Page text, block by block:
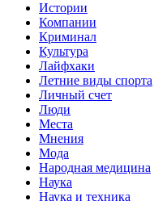
Истории
Компании
Криминал
Культура
Лайфхаки
Летние виды спорта
Личный счет
Люди
Места
Мнения
Мода
Народная медицина
Наука
Наука и техника